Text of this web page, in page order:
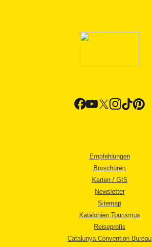
Empfehlungen
Broschüren
Karten / GIS
Newsletter
Sitemap
Katalonien Tourismus
Reiseprofis
Catalunya Convention Bureau